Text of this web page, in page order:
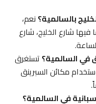
بالسالمية؟نعم،
شارع الخليج، شارع
السالمية؟تستغرق
45 دقيقة باستخدام مكائن السبرينق
في السالمية؟